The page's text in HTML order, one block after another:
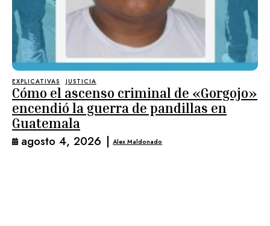
EXPLICATIVAS JUSTICIA
Cómo el ascenso criminal de «Gorgojo»
encendió la guerra de pandillas en
Guatemala
agosto 4, 2026 | Alex Maldonado